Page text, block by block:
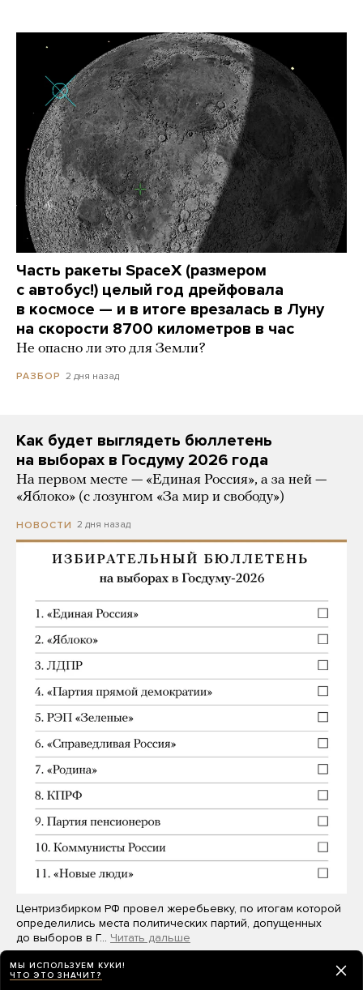
Часть ракеты SpaceX (размером
с автобус!) целый год дрейфовала
в космосе — и в итоге врезалась в Луну
на скорости 8700 километров в час
Не опасно ли это для Земли?
РАЗБОР 2 дня назад
Как будет выглядеть бюллетень
на выборах в Госдуму 2026 года
На первом месте — «Единая Россия», а за ней —
«Яблоко» (с лозунгом «За мир и свободу»)
НОВОСТИ 2 дня назад
Центризбирком РФ провел жеребьевку, по итогам которой
определились места политических партий, допущенных
до выборов в Г… Читать дальше
МЫ ИСПОЛЬЗУЕМ КУКИ!
ЧТО ЭТО ЗНАЧИТ?